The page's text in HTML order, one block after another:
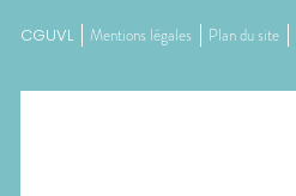
CGUVL Mentions légales Plan du site